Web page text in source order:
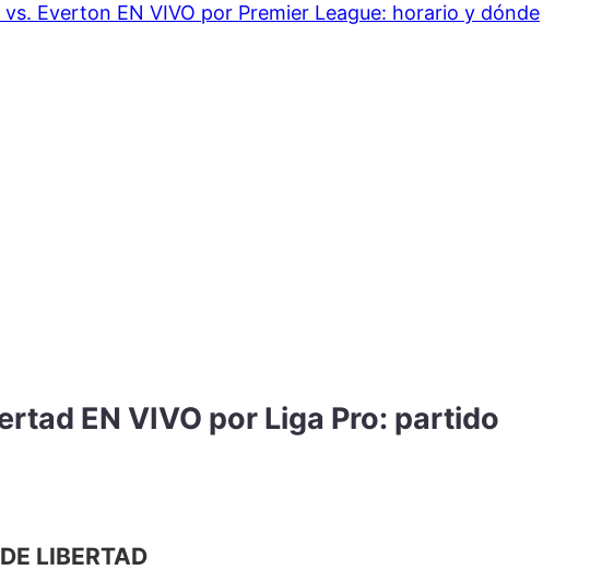
Everton EN VIVO por Premier League: horario y dónde
EN VIVO por Liga Pro: partido
LIBERTAD